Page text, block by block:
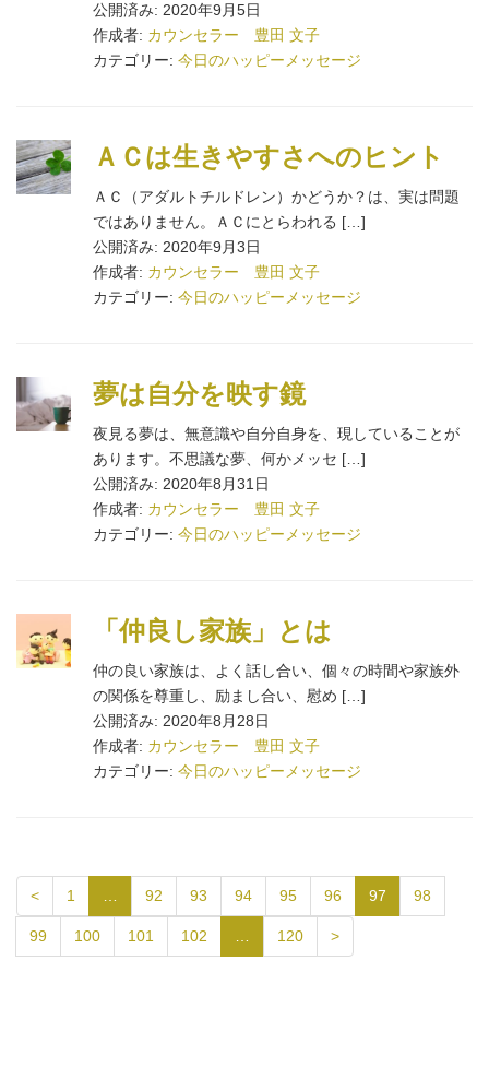
公開済み: 2020年9月5日
作成者: カウンセラー 豊田 文子
カテゴリー: 今日のハッピーメッセージ
ＡＣは生きやすさへのヒント
ＡＣ（アダルトチルドレン）かどうか？は、実は問題
ではありません。ＡＣにとらわれる […]
公開済み: 2020年9月3日
作成者: カウンセラー 豊田 文子
カテゴリー: 今日のハッピーメッセージ
夢は自分を映す鏡
夜見る夢は、無意識や自分自身を、現していることが
あります。不思議な夢、何かメッセ […]
公開済み: 2020年8月31日
作成者: カウンセラー 豊田 文子
カテゴリー: 今日のハッピーメッセージ
「仲良し家族」とは
仲の良い家族は、よく話し合い、個々の時間や家族外
の関係を尊重し、励まし合い、慰め […]
公開済み: 2020年8月28日
作成者: カウンセラー 豊田 文子
カテゴリー: 今日のハッピーメッセージ
< 1 92 93 94 95 96 97 98
99 100 101 102 120 >